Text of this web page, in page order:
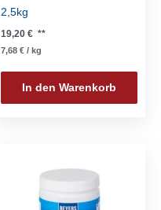
2,5kg
19,20 € **
7,68 € / kg
In den Warenkorb